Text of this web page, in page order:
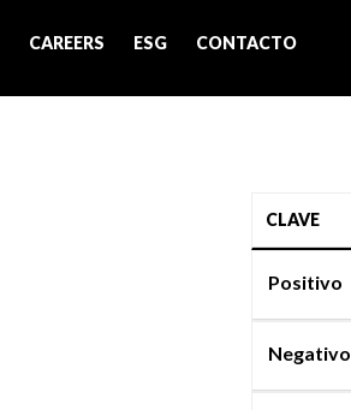
CAREERS ESG CONTACTO
CLAVE
Positivo
Negativo